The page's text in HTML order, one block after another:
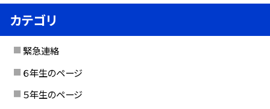
カテゴリ
緊急連絡
６年生のページ
５年生のページ